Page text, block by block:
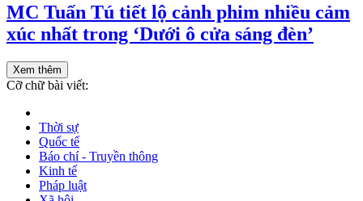
MC Tuấn Tú tiết lộ cảnh phim nhiều cảm
xúc nhất trong ‘Dưới ô cửa sáng đèn’
Xem thêm
Cỡ chữ bài viết:
Thời sự
Quốc tế
Báo chí - Truyền thông
Kinh tế
Pháp luật